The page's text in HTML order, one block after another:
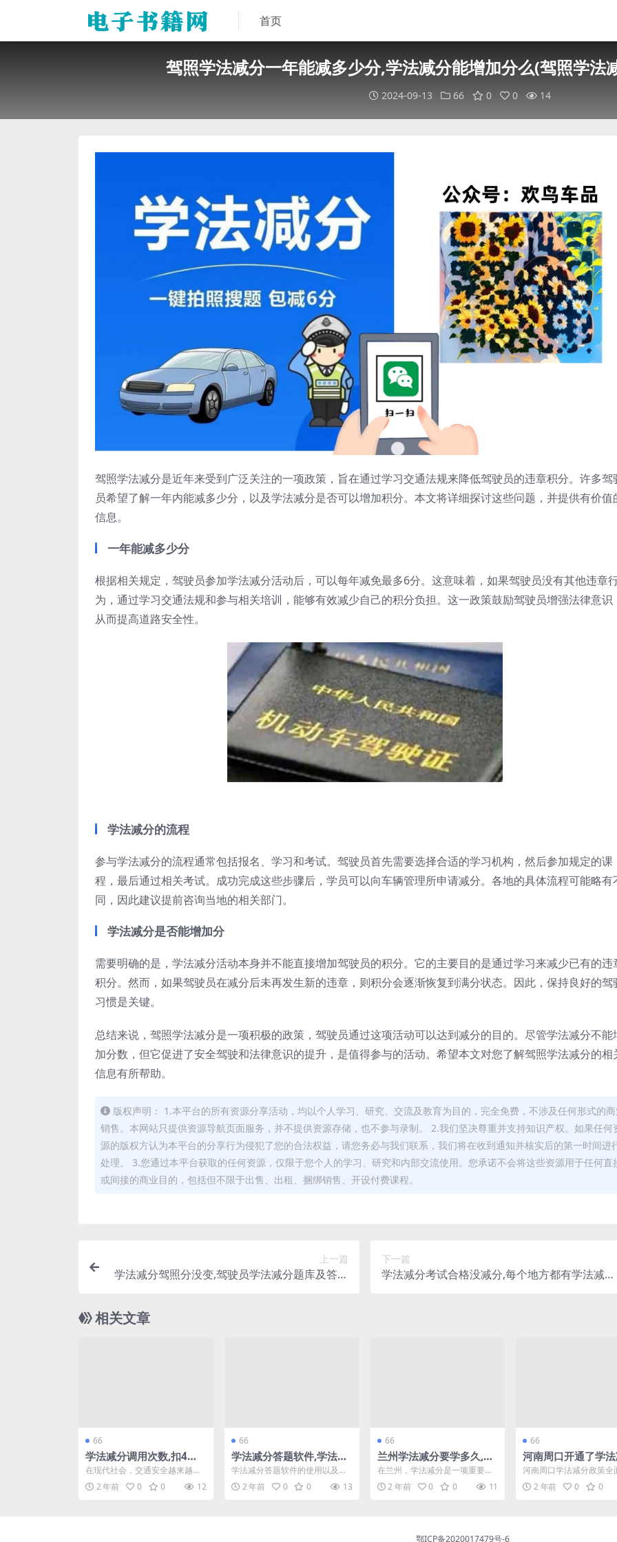
首页
驾照学法减分一年能减多少分,学法减分能增加分么(驾照学法
2024-09-13 66 0 0 14
驾照学法减分是近年来受到广泛关注的一项政策，旨在通过学习交通法规来降低驾驶员的违章积分。许多驾
员希望了解一年内能减多少分，以及学法减分是否可以增加积分。本文将详细探讨这些问题，并提供有价值
信息。
一年能减多少分
根据相关规定，驾驶员参加学法减分活动后，可以每年减免最多6分。这意味着，如果驾驶员没有其他违章
为，通过学习交通法规和参与相关培训，能够有效减少自己的积分负担。这一政策鼓励驾驶员增强法律意识
从而提高道路安全性。
学法减分的流程
参与学法减分的流程通常包括报名、学习和考试。驾驶员首先需要选择合适的学习机构，然后参加规定的课
程，最后通过相关考试。成功完成这些步骤后，学员可以向车辆管理所申请减分。各地的具体流程可能略有
同，因此建议提前咨询当地的相关部门。
学法减分是否能增加分
需要明确的是，学法减分活动本身并不能直接增加驾驶员的积分。它的主要目的是通过学习来减少已有的违
积分。然而，如果驾驶员在减分后未再发生新的违章，则积分会逐渐恢复到满分状态。因此，保持良好的驾
习惯是关键。
总结来说，驾照学法减分是一项积极的政策，驾驶员通过这项活动可以达到减分的目的。尽管学法减分不能
加分数，但它促进了安全驾驶和法律意识的提升，是值得参与的活动。希望本文对您了解驾照学法减分的相
信息有所帮助。
版权声明： 1.本平台的所有资源分享活动，均以个人学习、研究、交流及教育为目的，完全免费，不涉及任何形式的
销售。本网站只提供资源导航页面服务，并不提供资源存储，也不参与录制。 2.我们坚决尊重并支持知识产权。如果任何
源的版权方认为本平台的分享行为侵犯了您的合法权益，请您务必与我们联系，我们将在收到通知并核实后的第一时间进
处理。 3.您通过本平台获取的任何资源，仅限于您个人的学习、研究和内部交流使用。您承诺不会将这些资源用于任何直
或间接的商业目的，包括但不限于出售、出租、捆绑销售、开设付费课程。
上一篇
学法减分驾照分没变,驾驶员学法减分题库及答案
下一篇
学法减分考试合格没减分,每个地方都有学法减分
相关文章
66
学法减分调用次数,扣4分
可以学法减分吗(学法减分
答案扫一扫免费)
在现代社会，交通安全越来越受
到重视，许多地方推出了学法减
分政策，旨在通过教育和学...
2 年前 0 0 12
66
学法减分答题软件,学法减
分哪里实施(学法减分)
学法减分答题软件的使用以及实
施位置逐渐成为交通安全教育的
重要组成部分。通过这种软...
2 年前 0 0 13
66
兰州学法减分要学多久,学
法减分小程序怎么推广
在兰州，学法减分是一项重要的
交通安全教育措施，旨在通过学
习交通法规减少驾驶人员的...
2 年前 0 0 11
66
河南周口开通了学
吗,学法减分开通的
有没有开通学法减
河南周口学法减分政策全
随着交通安全意识的提升
省市陆续推出了学法减分
2 年前 0 0
鄂ICP备2020017479号-6